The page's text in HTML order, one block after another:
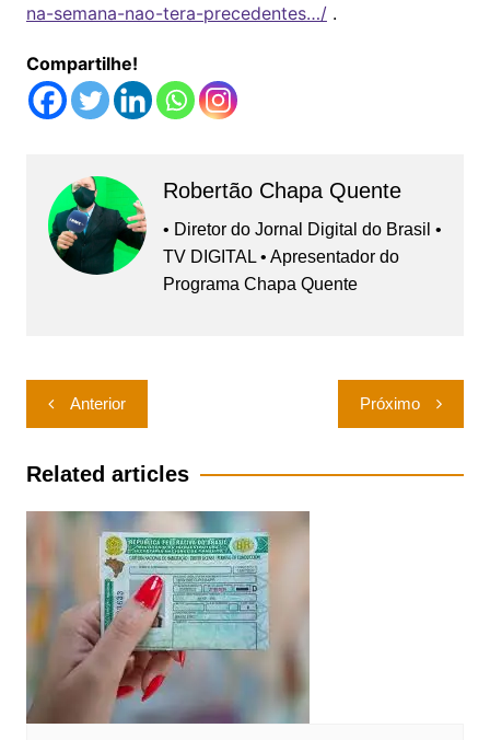
na-semana-nao-tera-precedentes…/.
Compartilhe!
Robertão Chapa Quente
• Diretor do Jornal Digital do Brasil •
TV DIGITAL • Apresentador do
Programa Chapa Quente
Navegação
de
Post
Anterior Próximo
Related articles